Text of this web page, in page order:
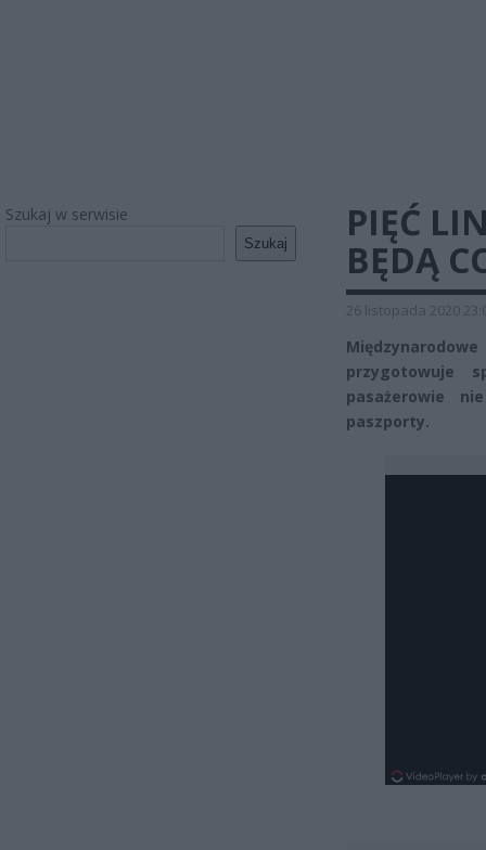
Szukaj w serwisie
Szukaj
PIĘĆ
BĘDĄ
26 listopada 2020
przygotowuje
pasażerowie
paszporty.